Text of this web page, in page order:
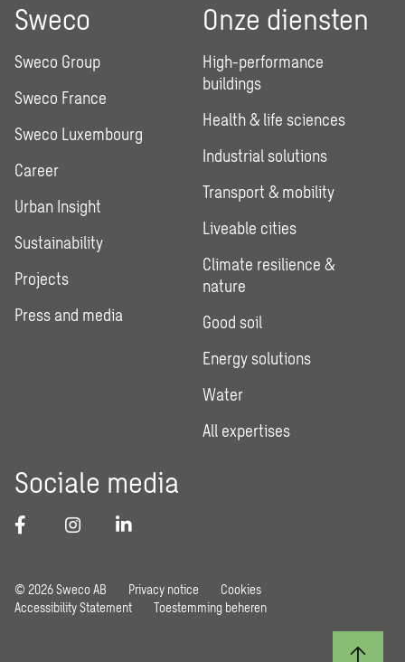
Sweco
Sweco Group
Sweco France
Sweco Luxembourg
Career
Urban Insight
Sustainability
Projects
Press and media
Onze diensten
High-performance
buildings
Health & life sciences
Industrial solutions
Transport & mobility
Liveable cities
Climate resilience &
nature
Good soil
Energy solutions
Water
All expertises
Sociale media
© 2026 Sweco AB Privacy notice
Cookies
Accessibility Statement
Toestemming beheren